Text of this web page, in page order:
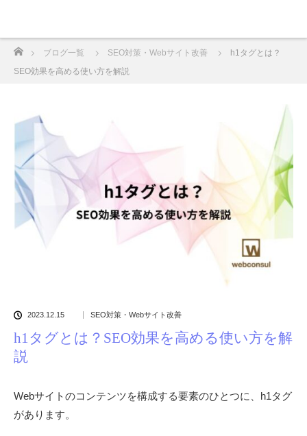
ブログ一覧 SEO対策・Webサイト改善
h1タグとは？
SEO効果を高める使い方を解説
2023.12.15 SEO対策・Webサイト改善
h1タグとは？SEO効果を高める使い方を解
説
Webサイトのコンテンツを構成する要素のひとつに、h1タグ
があります。